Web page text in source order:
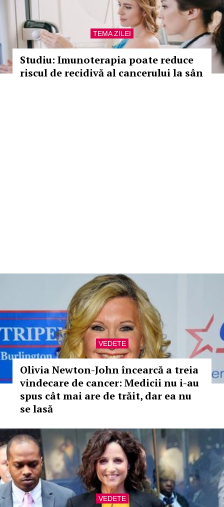
TEMA ZILEI
Studiu: Imunoterapia poate reduce
riscul de recidivă al cancerului la sân
VEDETE
Olivia Newton-John încearcă a treia
vindecare de cancer: Medicii nu i-au
spus cât mai are de trăit, dar ea nu
se lasă
VEDETE